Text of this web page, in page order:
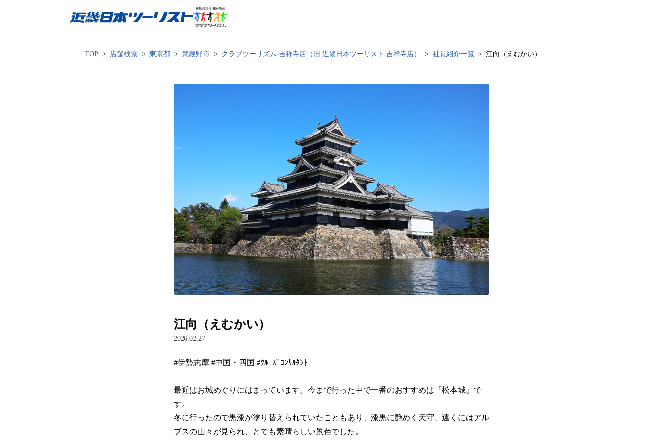
近畿日本ツーリスト
TOP 店舗検索 東京都 武蔵野市 クラブツーリズム 吉祥寺店（旧 近畿日本ツーリスト 吉祥寺店） 社員紹介一覧 江向（えむかい）
江向（えむかい）
2026.02.27
#伊勢志摩 #中国・四国 #ｸﾙｰｽﾞｺﾝｻﾙﾀﾝﾄ
最近はお城めぐりにはまっています。今まで行った中で一番のおすすめは『松本城』で
す。
冬に行ったので黒漆が塗り替えられていたこともあり、漆黒に艶めく天守、遠くにはアル
プスの山々が見られ、とても素晴らしい景色でした。